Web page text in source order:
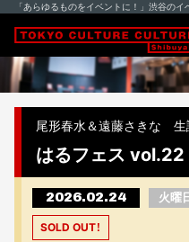
「あらゆるものをイベントに！」渋谷の
尾形春水＆遠藤さきな 生
はるフェス vol.22
2026.02.24 火曜
SOLD OUT！